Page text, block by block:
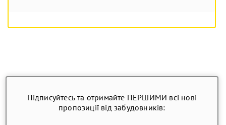
Підписуйтесь та отримайте ПЕРШИМИ всі нові
пропозиції від забудовників: